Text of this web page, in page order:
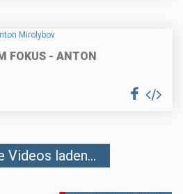
FOKUS - ANTON
Videos laden...